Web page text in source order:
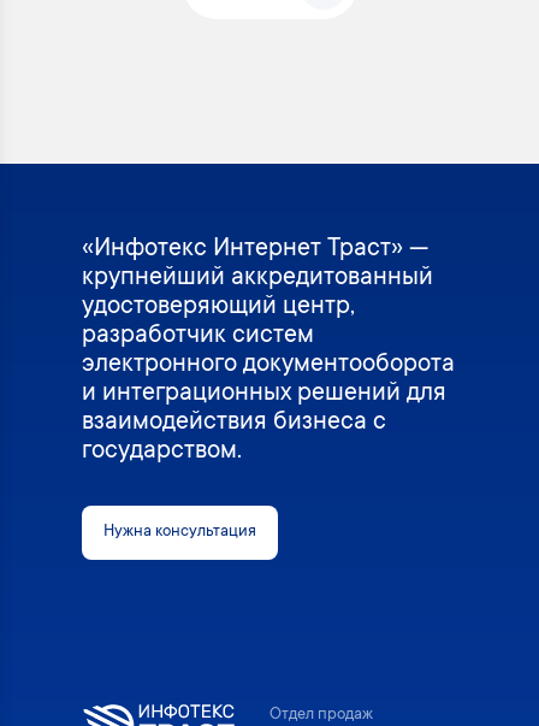
«Инфотекс Интернет Траст» —
крупнейший аккредитованный
удостоверяющий центр,
разработчик систем
электронного документооборота
и интеграционных решений для
взаимодействия бизнеса с
государством.
Нужна консультация
Отдел продаж